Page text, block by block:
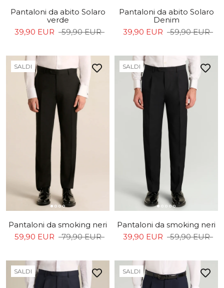
Pantaloni da abito Solaro
verde
39,90 EUR
59,90 EUR
Pantaloni da abito Solaro
Denim
39,90 EUR
59,90 EUR
SALDI
Pantaloni da smoking neri
59,90 EUR
79,90 EUR
SALDI
Pantaloni da smoking neri
39,90 EUR
59,90 EUR
SALDI SALDI